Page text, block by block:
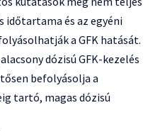
időtartama és az egyéni
a GFK hatását.
dózisú GFK-kezelés
befolyásolja a
tartó, magas dózisú